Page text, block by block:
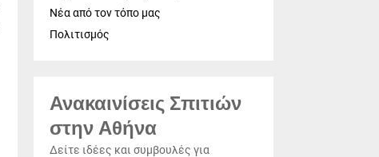
Νέα από τον τόπο μας
Πολιτισμός
Ανακαινίσεις Σπιτιών
στην Αθήνα
Δείτε ιδέες και συμβουλές για